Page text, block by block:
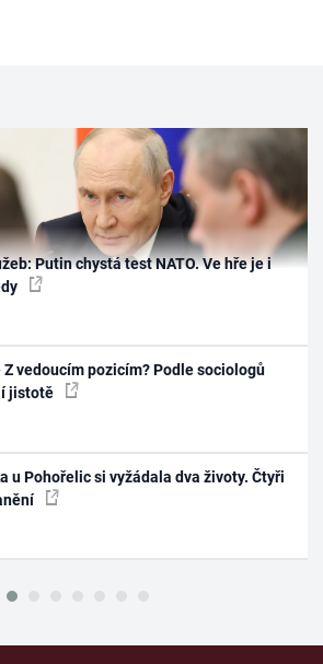
Putin chystá test NATO. Ve hře je i
Z vedoucím pozicím? Podle sociologů
jistotě
u Pohořelic si vyžádala dva životy. Čtyři